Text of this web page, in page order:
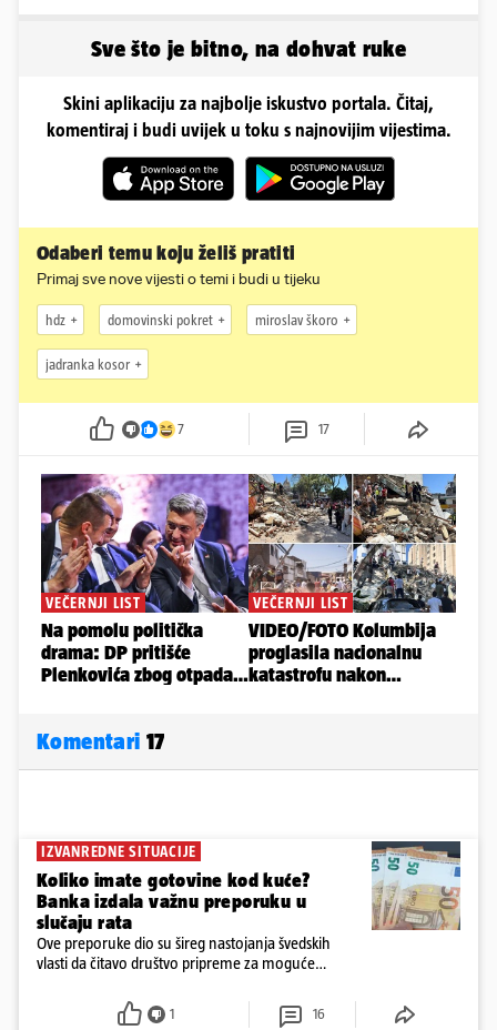
Sve što je bitno, na dohvat ruke
Skini aplikaciju za najbolje iskustvo portala. Čitaj,
komentiraj i budi uvijek u toku s najnovijim vijestima.
Odaberi temu koju želiš pratiti
Primaj sve nove vijesti o temi i budi u tijeku
hdz domovinski pokret miroslav škoro
jadranka kosor
7 17
Komentari 17
IZVANREDNE SITUACIJE
Koliko imate gotovine kod kuće?
Banka izdala važnu preporuku u
slučaju rata
Ove preporuke dio su šireg nastojanja švedskih
vlasti da čitavo društvo pripreme za moguće
1 16